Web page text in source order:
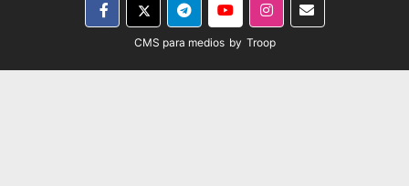
CMS para medios by Troop